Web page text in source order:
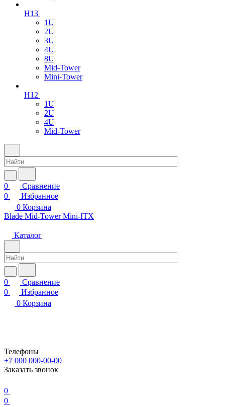
H13
1U
2U
3U
4U
8U
Mid-Tower
Mini-Tower
H12
1U
2U
4U
Mid-Tower
0
Сравнение
0
Избранное
0 Корзина
Blade Mid-Tower Mini-ITX
Каталог
0
Сравнение
0
Избранное
0 Корзина
Телефоны
+7 000 000-00-00
Заказать звонок
0
0